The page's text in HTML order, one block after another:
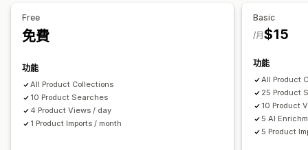
Free
免費
功能
All Product Collections
10 Product Searches
4 Product Views / day
1 Product Imports / month
Basic
$15
/月
功能
All Product
25 Product
10 Product
5 AI
5 Product